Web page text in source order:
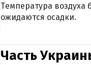
Температура воздуха
ожидаются осадки.
Часть